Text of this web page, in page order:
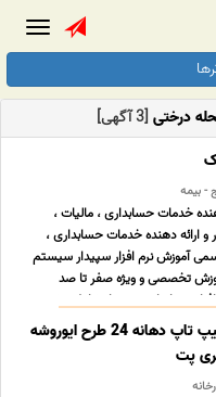
درختی [3 آگهی]
- بیمه
خدمات حسابداری ، مالیات ،
ارائه دهنده خدمات حسابداری ،
آموزش نرم افزار سپیدار سیستم
تخصصی و ویژه صفر تا صد
حسابداری سپیدار شامل مشت
تولیدکننده درب کپ فیلیپ تاپ دهانه 24 طرح ایوروشه
پت